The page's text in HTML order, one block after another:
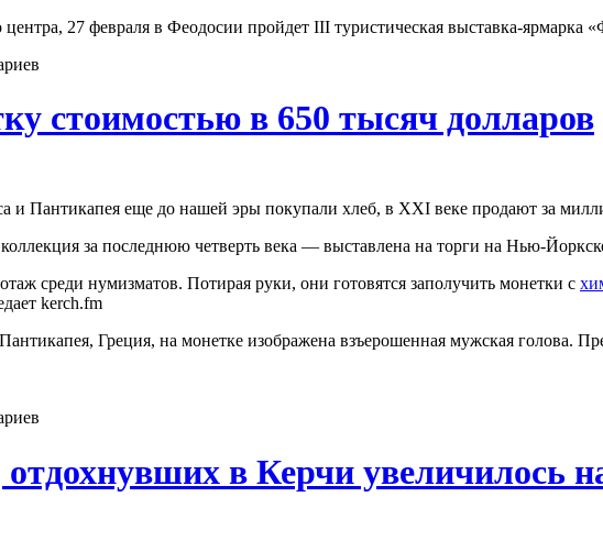
27 февраля в Феодосии пройдет III туристическая выставка-ярмарка
стоимостью в 650 тысяч долларов
и Пантикапея еще до нашей эры покупали хлеб, в XXI веке продают за
за последнюю четверть века — выставлена на торги на Нью-
среди нумизматов. Потирая руки, они готовятся заполучить монетки с
kerch.fm
Греция, на монетке изображена взъерошенная мужская голова.
отдохнувших в Керчи увеличилось